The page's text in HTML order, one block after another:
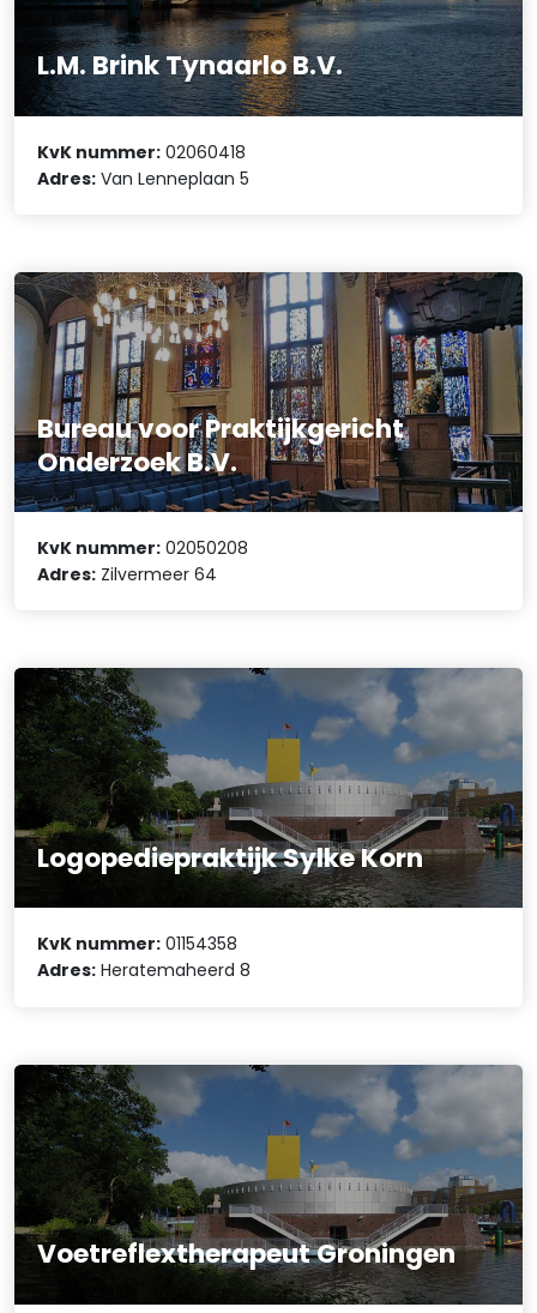
L.M. Brink Tynaarlo B.V.
KvK nummer: 02060418
Adres: Van Lenneplaan 5
Bureau voor Praktijkgericht
Onderzoek B.V.
KvK nummer: 02050208
Adres: Zilvermeer 64
Logopediepraktijk Sylke Korn
KvK nummer: 01154358
Adres: Heratemaheerd 8
Voetreflextherapeut Groningen